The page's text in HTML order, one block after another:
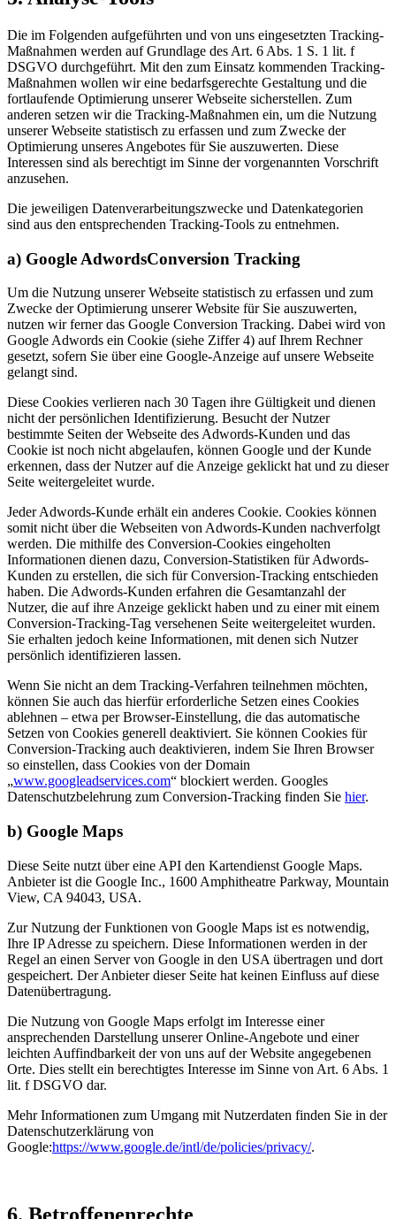
Die im Folgenden aufgeführten und von uns eingesetzten Tracking-
Maßnahmen werden auf Grundlage des Art. 6 Abs. 1 S. 1 lit. f
DSGVO durchgeführt. Mit den zum Einsatz kommenden Tracking-
Maßnahmen wollen wir eine bedarfsgerechte Gestaltung und die
fortlaufende Optimierung unserer Webseite sicherstellen. Zum
anderen setzen wir die Tracking-Maßnahmen ein, um die Nutzung
unserer Webseite statistisch zu erfassen und zum Zwecke der
Optimierung unseres Angebotes für Sie auszuwerten. Diese
Interessen sind als berechtigt im Sinne der vorgenannten Vorschrift
anzusehen.
Die jeweiligen Datenverarbeitungszwecke und Datenkategorien
sind aus den entsprechenden Tracking-Tools zu entnehmen.
a) Google AdwordsConversion Tracking
Um die Nutzung unserer Webseite statistisch zu erfassen und zum
Zwecke der Optimierung unserer Website für Sie auszuwerten,
nutzen wir ferner das Google Conversion Tracking. Dabei wird von
Google Adwords ein Cookie (siehe Ziffer 4) auf Ihrem Rechner
gesetzt, sofern Sie über eine Google-Anzeige auf unsere Webseite
gelangt sind.
Diese Cookies verlieren nach 30 Tagen ihre Gültigkeit und dienen
nicht der persönlichen Identifizierung. Besucht der Nutzer
bestimmte Seiten der Webseite des Adwords-Kunden und das
Cookie ist noch nicht abgelaufen, können Google und der Kunde
erkennen, dass der Nutzer auf die Anzeige geklickt hat und zu dieser
Seite weitergeleitet wurde.
Jeder Adwords-Kunde erhält ein anderes Cookie. Cookies können
somit nicht über die Webseiten von Adwords-Kunden nachverfolgt
werden. Die mithilfe des Conversion-Cookies eingeholten
Informationen dienen dazu, Conversion-Statistiken für Adwords-
Kunden zu erstellen, die sich für Conversion-Tracking entschieden
haben. Die Adwords-Kunden erfahren die Gesamtanzahl der
Nutzer, die auf ihre Anzeige geklickt haben und zu einer mit einem
Conversion-Tracking-Tag versehenen Seite weitergeleitet wurden.
Sie erhalten jedoch keine Informationen, mit denen sich Nutzer
persönlich identifizieren lassen.
Wenn Sie nicht an dem Tracking-Verfahren teilnehmen möchten,
können Sie auch das hierfür erforderliche Setzen eines Cookies
ablehnen – etwa per Browser-Einstellung, die das automatische
Setzen von Cookies generell deaktiviert. Sie können Cookies für
Conversion-Tracking auch deaktivieren, indem Sie Ihren Browser
so einstellen, dass Cookies von der Domain
„www.googleadservices.com“ blockiert werden. Googles
Datenschutzbelehrung zum Conversion-Tracking finden Sie hier.
b) Google Maps
Diese Seite nutzt über eine API den Kartendienst Google Maps.
Anbieter ist die Google Inc., 1600 Amphitheatre Parkway, Mountain
View, CA 94043, USA.
Zur Nutzung der Funktionen von Google Maps ist es notwendig,
Ihre IP Adresse zu speichern. Diese Informationen werden in der
Regel an einen Server von Google in den USA übertragen und dort
gespeichert. Der Anbieter dieser Seite hat keinen Einfluss auf diese
Datenübertragung.
Die Nutzung von Google Maps erfolgt im Interesse einer
ansprechenden Darstellung unserer Online-Angebote und einer
leichten Auffindbarkeit der von uns auf der Website angegebenen
Orte. Dies stellt ein berechtigtes Interesse im Sinne von Art. 6 Abs. 1
lit. f DSGVO dar.
Mehr Informationen zum Umgang mit Nutzerdaten finden Sie in der
Datenschutzerklärung von
Google:https://www.google.de/intl/de/policies/privacy/.